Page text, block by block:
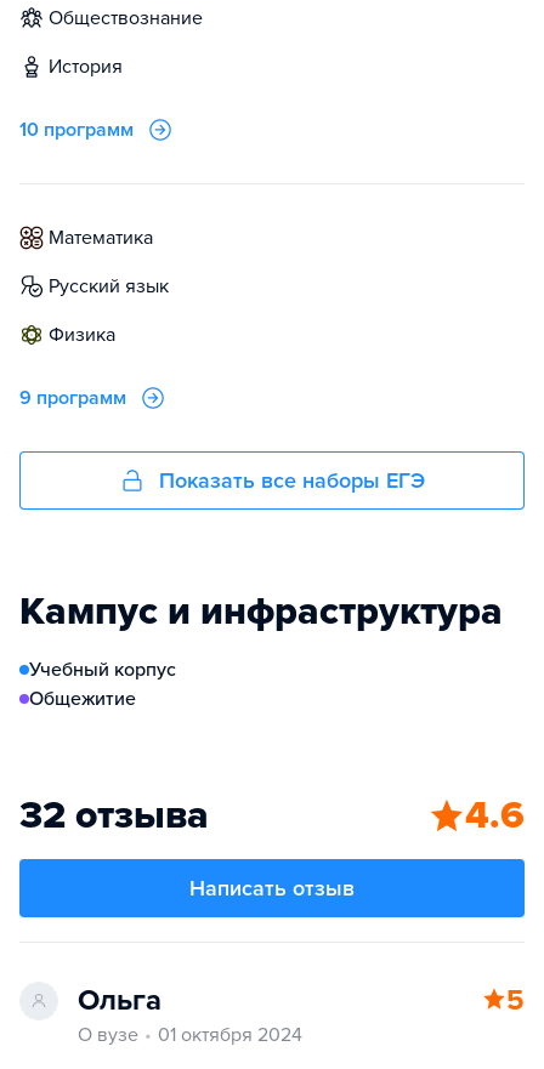
обществознание
история
10 программ
математика
русский язык
физика
9 программ
Показать все наборы ЕГЭ
Кампус и инфраструктура
Учебный корпус
Общежитие
32 отзыва 4.6
Написать отзыв
Ольга 5
О вузе
01 октября 2024